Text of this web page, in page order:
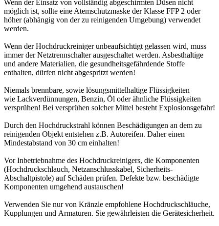
Wenn der Einsatz von vollständig abgeschirmten Düsen nicht
möglich ist, sollte eine Atemschutzmaske der Klasse FFP 2 oder
höher (abhängig von der zu reinigenden Umgebung) verwendet
werden.
Wenn der Hochdruckreiniger unbeaufsichtigt gelassen wird, muss
immer der Netztrennschalter ausgeschaltet werden. Asbesthaltige
und andere Materialien, die gesundheitsgefährdende Stoffe
enthalten, dürfen nicht abgespritzt werden!
Niemals brennbare, sowie lösungsmittelhaltige Flüssigkeiten
wie Lackverdünnungen, Benzin, Öl oder ähnliche Flüssigkeiten
versprühen! Bei versprühen solcher Mittel besteht Explosionsgefahr!
Durch den Hochdruckstrahl können Beschädigungen an dem zu
reinigenden Objekt entstehen z.B. Autoreifen. Daher einen
Mindestabstand von 30 cm einhalten!
Vor Inbetriebnahme des Hochdruckreinigers, die Komponenten
(Hochdruckschlauch, Netzanschlusskabel, Sicherheits-
Abschaltpistole) auf Schäden prüfen. Defekte bzw. beschädigte
Komponenten umgehend austauschen!
Verwenden Sie nur von Kränzle empfohlene Hochdruckschläuche,
Kupplungen und Armaturen. Sie gewährleisten die Gerätesicherheit.